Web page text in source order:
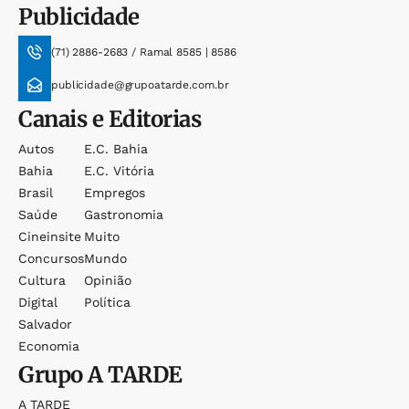
Publicidade
(71) 2886-2683 / Ramal 8585 | 8586
publicidade@grupoatarde.com.br
Canais e Editorias
Autos
Bahia
Brasil
Saúde
Cineinsite
Concursos
Cultura
Digital
Salvador
Economia
E.c. Bahia
E.c. Vitória
Empregos
Gastronomia
Muito
Mundo
Opinião
Política
GrupoA TARDE
A TARDE